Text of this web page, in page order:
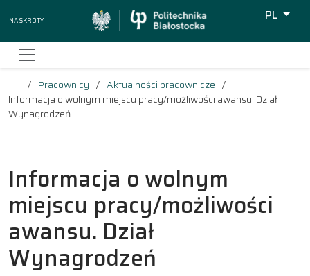
Na skróty
PL
Pracownicy
Aktualności pracownicze
Informacja o wolnym miejscu pracy/możliwości awansu. Dział
Wynagrodzeń
Informacja o wolnym
miejscu pracy/możliwości
awansu. Dział
Wynagrodzeń